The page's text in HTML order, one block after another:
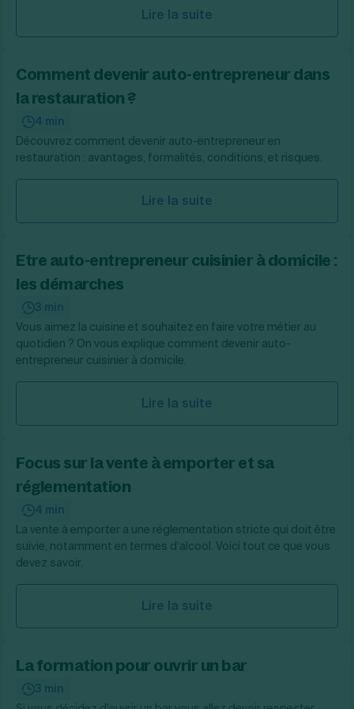
Lire la suite
Comment devenir auto-entrepreneur dans
la restauration ?
4 min
Découvrez comment devenir auto-entrepreneur en
restauration : avantages, formalités, conditions, et risques.
Lire la suite
Etre auto-entrepreneur cuisinier à domicile :
les démarches
3 min
Vous aimez la cuisine et souhaitez en faire votre métier au
quotidien ? On vous explique comment devenir auto-
entrepreneur cuisinier à domicile.
Lire la suite
Focus sur la vente à emporter et sa
réglementation
4 min
La vente à emporter a une réglementation stricte qui doit être
suivie, notamment en termes d’alcool. Voici tout ce que vous
devez savoir.
Lire la suite
La formation pour ouvrir un bar
3 min